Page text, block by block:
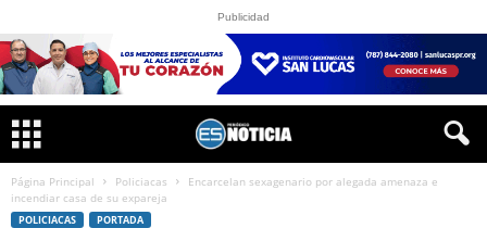
Publicidad
Página Principal Policiacas
Encarcelan sexagenario por alegada amenaza e
incendiar casa de su expareja
POLICIACAS PORTADA